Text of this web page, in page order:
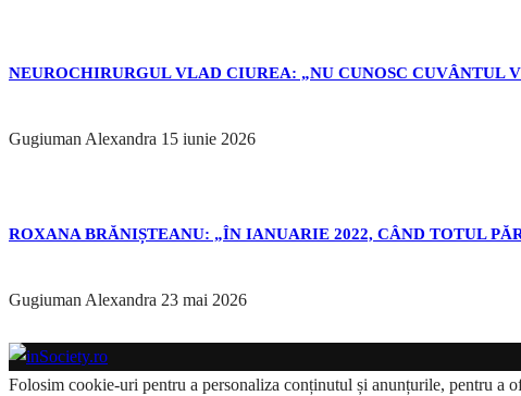
NEUROCHIRURGUL VLAD CIUREA: „NU CUNOSC CUVÂNTUL
Gugiuman Alexandra 15 iunie 2026
ROXANA BRĂNIȘTEANU: „ÎN IANUARIE 2022, CÂND TOTUL
Gugiuman Alexandra 23 mai 2026
Folosim cookie-uri pentru a personaliza conținutul și anunțurile, pentru a